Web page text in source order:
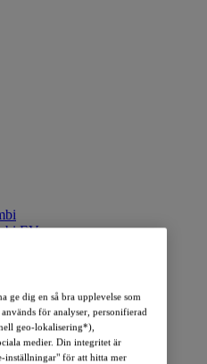
EV
ge dig en så bra upplevelse som
för analyser, personifierad
geo-lokalisering*),
medier. Din integritet är
för att hitta mer